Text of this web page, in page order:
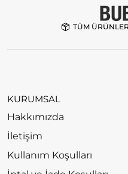
TÜM
KURUMSAL
Hakkımızda
İletişim
Kullanım Koşulları